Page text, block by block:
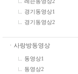
레슨동영상2
경기동영상1
경기동영상2
ㆍ사랑방동영상
동영상1
동영상2